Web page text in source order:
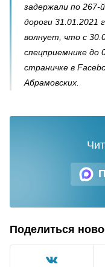
задержали по
дороги 31.01.2021
волнует, что с
спецприемнике до
страничке в
Абрамовских.
Поделиться